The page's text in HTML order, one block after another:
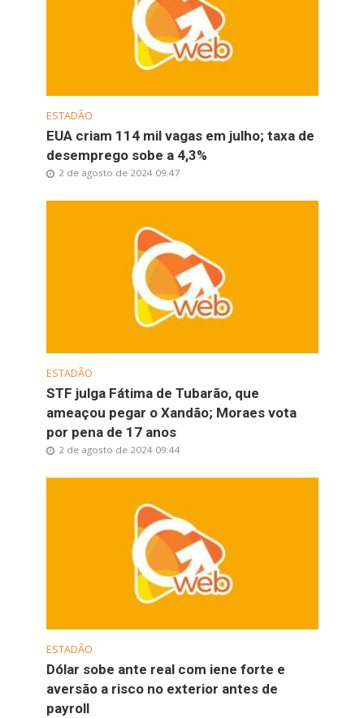
ESTADÃO
EUA criam 114 mil vagas em julho; taxa de
desemprego sobe a 4,3%
2 de agosto de 2024 09:47
ESTADÃO
STF julga Fátima de Tubarão, que
ameaçou pegar o Xandão; Moraes vota
por pena de 17 anos
2 de agosto de 2024 09:44
ESTADÃO
Dólar sobe ante real com iene forte e
aversão a risco no exterior antes de
payroll